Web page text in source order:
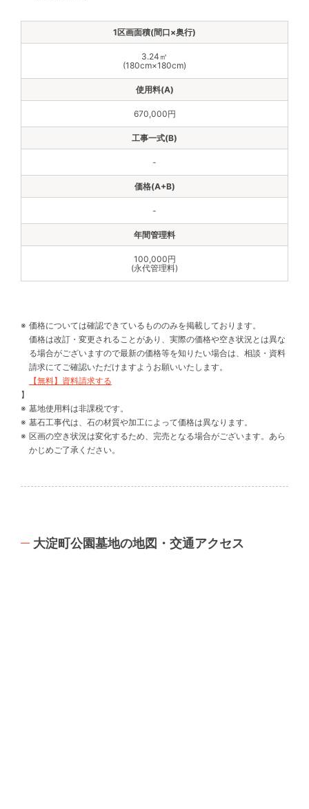
3.24㎡
(180cm×180cm)
670,000円
-
-
100,000円
(永代管理料)
価格については確認できているもののみを掲載しております。
価格は改訂・変更されることがあり、実際の価格や空き状況とは異な
る場合がございますので最新の価格等を知りたい場合は、相談・資料
請求にてご確認いただけますようお願いいたします。
【無料】資料請求する
】
墓地使用料は非課税です。
墓石工事代は、石の材質や加工によって価格は異なります。
区画の空き状況は変化するため、完売となる場合がございます。あら
かじめご了承ください。
大淀町公園墓地の地図・交通アクセス